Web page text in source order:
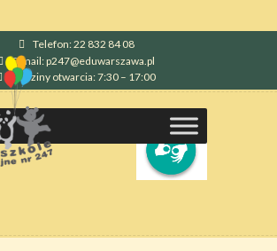
Telefon: 22 832 84 08
E-mail: p247@eduwarszawa.pl
Godziny otwarcia: 7:30 – 17:00